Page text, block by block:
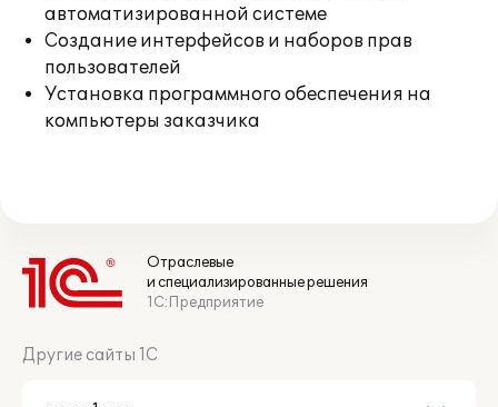
автоматизированной системе
Создание интерфейсов и наборов прав
пользователей
Установка программного обеспечения на
компьютеры заказчика
Отраслевые
и специализированные решения
1С:Предприятие
Другие сайты 1С